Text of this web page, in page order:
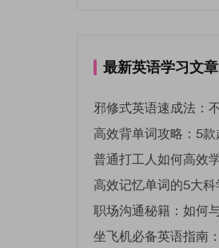
最新英语学习文章